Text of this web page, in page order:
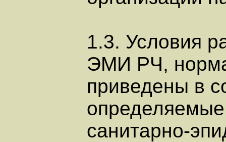
1.3. Условия
ЭМИ РЧ,
приведены в
определяемые
санитарно-